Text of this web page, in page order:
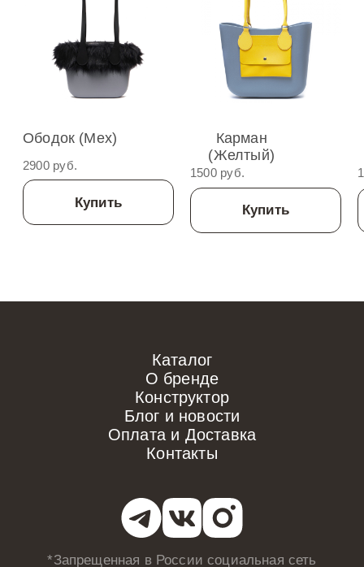
Ободок (Мех)
2900 руб.
Купить
Карман
(Желтый)
1500 руб.
Купить
Каталог
О бренде
Конструктор
Блог и новости
Оплата и Доставка
Контакты
*Запрещенная в Россиисоциальная сеть